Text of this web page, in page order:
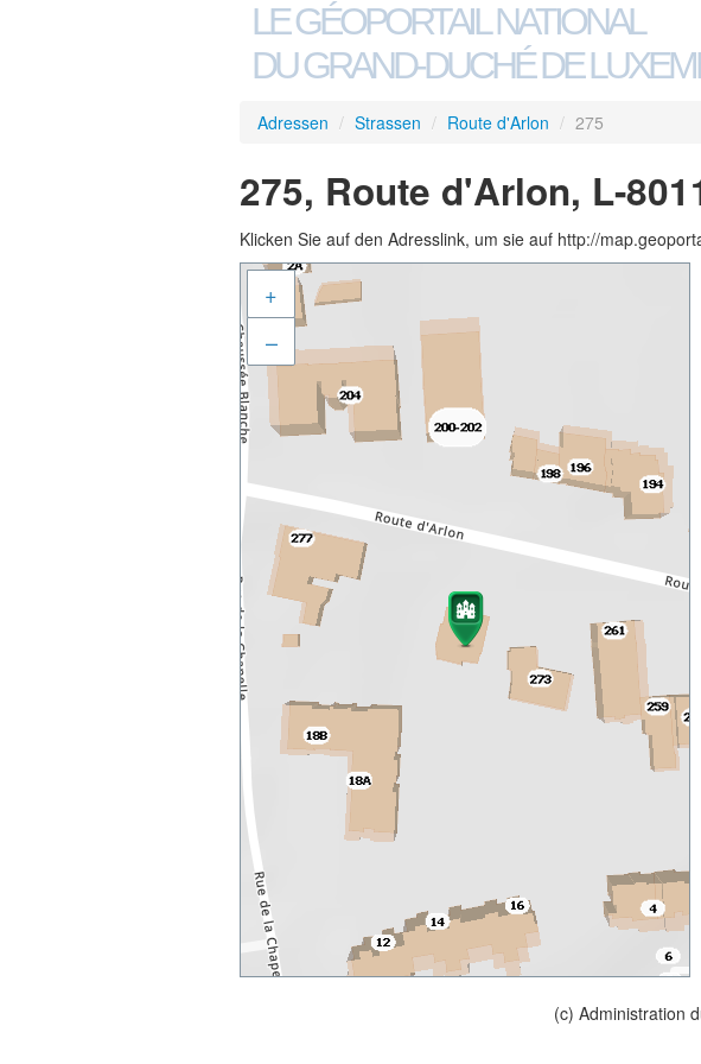
LE GÉOPORTAIL NATIONAL
DU GRAND-DUCHÉ DE
Adressen / Strassen / Route d'Arlon / 275
275, Route d'Arlon, L-
Klicken Sie auf den Adresslink, um sie auf http://
+
–
(c) Administration